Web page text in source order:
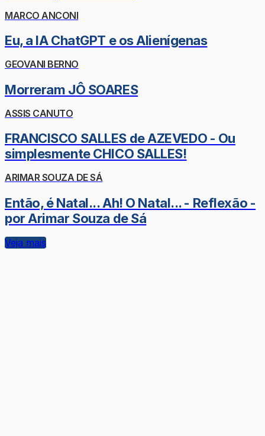
MARCO ANCONI
Eu, a IA ChatGPT e os Alienígenas
GEOVANI BERNO
Morreram JÔ SOARES
ASSIS CANUTO
FRANCISCO SALLES de AZEVEDO - Ou
simplesmente CHICO SALLES!
ARIMAR SOUZA DE SÁ
Então, é Natal... Ah! O Natal... - Reflexão -
por Arimar Souza de Sá
Veja mais